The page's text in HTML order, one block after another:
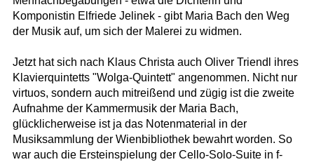
Komponistin Elfriede Jelinek - gibt Maria Bach den Weg
der Musik auf, um sich der Malerei zu widmen.
Jetzt hat sich nach Klaus Christa auch Oliver Triendl ihres
Klavierquintetts "Wolga-Quintett" angenommen. Nicht nur
virtuos, sondern auch mitreißend und zügig ist die zweite
Aufnahme der Kammermusik der Maria Bach,
glücklicherweise ist ja das Notenmaterial in der
Musiksammlung der Wienbibliothek bewahrt worden. So
war auch die Ersteinspielung der Cello-Solo-Suite in f-